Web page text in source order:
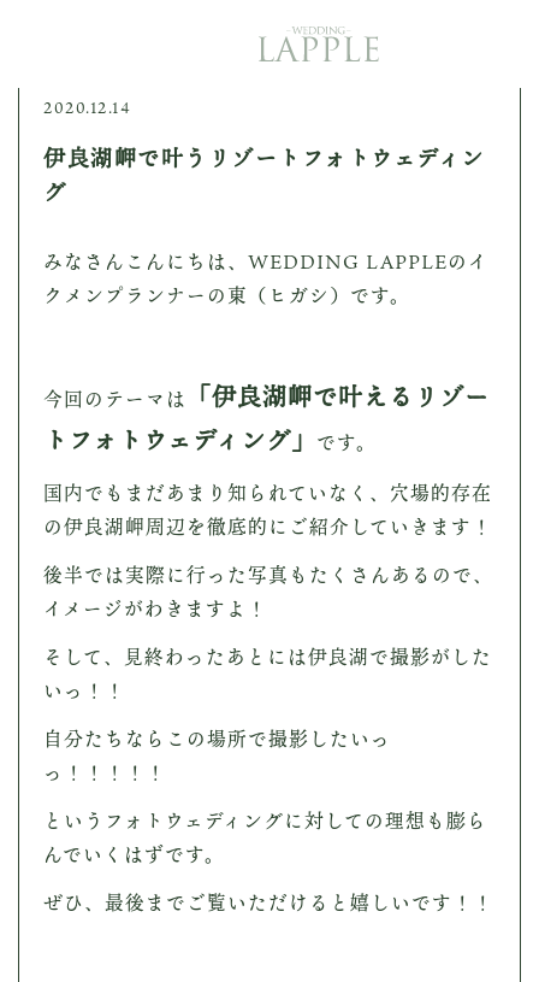
ABOUT US
PRODUCE
PROCESS
結婚式に向けて
STORY
ウェディング事例
VOICE
BLOG
— INFORMATION
— COLLABORATION
2020.12.14
伊良湖岬で叶うリゾートフォトウェディン
グ
みなさんこんにちは、WEDDING LAPPLEのイ
クメンプランナーの東（ヒガシ）です。
今回のテーマは
「伊良湖岬で叶えるリゾー
トフォトウェディング」 です。
国内でもまだあまり知られていなく、穴場的存在
の伊良湖岬周辺を徹底的にご紹介していきます！
後半では実際に行った写真もたくさんあるので、
イメージがわきますよ！
そして、見終わったあとには伊良湖で撮影がした
いっ！！
自分たちならこの場所で撮影したいっ
っ！！！！！
というフォトウェディングに対しての理想も膨ら
んでいくはずです。
ぜひ、最後までご覧いただけると嬉しいです！！